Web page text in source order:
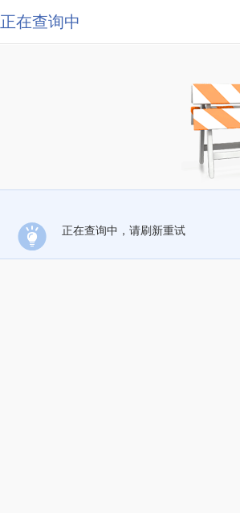
正在查询中
正在查询中，请刷新重试